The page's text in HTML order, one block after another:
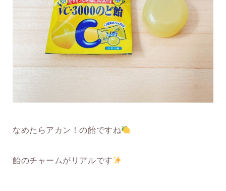
なめたらアカン！の飴ですね
飴のチャームがリアルです